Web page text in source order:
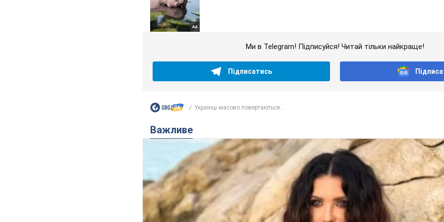
Ми в Telegram! Підписуйся! Читай тільки найкраще!
Підписатись
Українці масово повертаються...
Важливе